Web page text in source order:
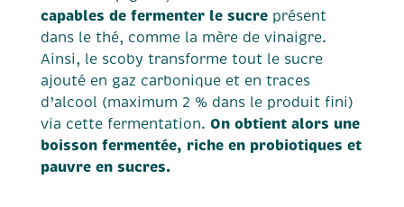
capables de fermenter le sucreprésent
dans le thé, comme la mère de vinaigre.
Ainsi, le scoby transforme tout le sucre
ajouté en gaz carbonique et en traces
d’alcool (maximum 2 % dans le produit fini)
via cette fermentation. On obtient alors une
boisson fermentée, riche en probiotiques et
pauvre en sucres.